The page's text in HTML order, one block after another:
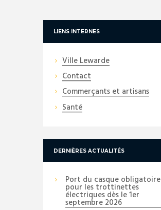
LIENS INTERNES
Ville Lewarde
Contact
Commerçants et artisans
Santé
DERNIÈRES ACTUALITÉS
Port du casque obligatoire
pour les trottinettes
électriques dès le 1er
septembre 2026